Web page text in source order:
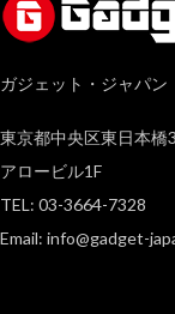
ガジェット・ジャパン
東京都中央区東日本橋
アロービル1F
TEL: 03-3664-7328
Email: info@gadget-